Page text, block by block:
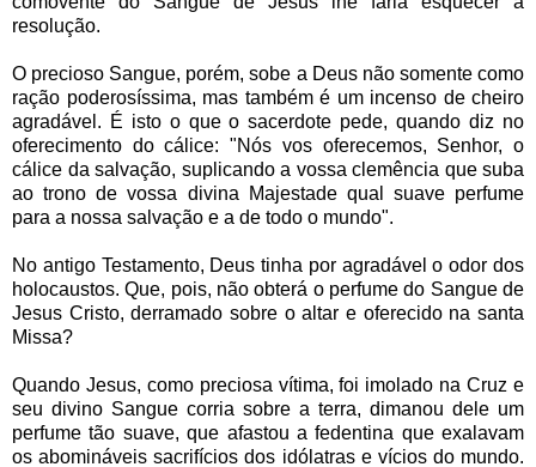
resolução.
O precioso Sangue, porém, sobe a Deus não somente como
ração poderosíssima, mas também é um incenso de cheiro
agradável. É isto o que o sacerdote pede, quando diz no
oferecimento do cálice: "Nós vos oferecemos, Senhor, o
cálice da salvação, suplicando a vossa clemência que suba
ao trono de vossa divina Majestade qual suave perfume
para a nossa salvação e a de todo o mundo".
No antigo Testamento, Deus tinha por agradável o odor dos
holocaustos. Que, pois, não obterá o perfume do Sangue de
Jesus Cristo, derramado sobre o altar e oferecido na santa
Missa?
Quando Jesus, como preciosa vítima, foi imolado na Cruz e
seu divino Sangue corria sobre a terra, dimanou dele um
perfume tão suave, que afastou a fedentina que exalavam
os abomináveis sacrifícios dos idólatras e vícios do mundo.